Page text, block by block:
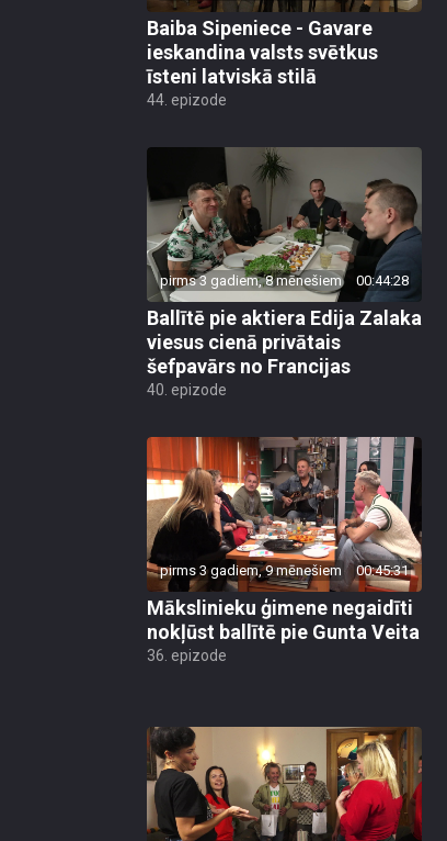
Baiba Sipeniece - Gavare
ieskandina valsts svētkus
īsteni latviskā stilā
44. epizode
pirms 3 gadiem, 8 mēnešiem 00:44:28
Ballītē pie aktiera Edija Zalaka
viesus cienā privātais
šefpavārs no Francijas
40. epizode
pirms 3 gadiem, 9 mēnešiem 00:45:31
Mākslinieku ģimene negaidīti
nokļūst ballītē pie Gunta Veita
36. epizode